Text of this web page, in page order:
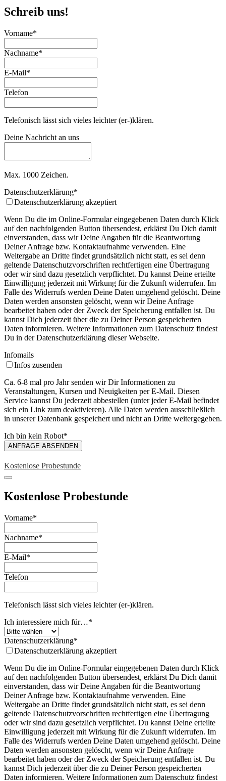
Schreib uns!
Vorname*
Nachname*
E-Mail*
Telefon
Telefonisch lässt sich vieles leichter (er-)klären.
Contact
Deine Nachricht an uns
Max. 1000 Zeichen.
Datenschutzerklärung*
Datenschutzerklärung akzeptiert
Wenn Du die im Online-Formular eingegebenen Daten durch Klick
auf den nachfolgenden Button übersendest, erklärst Du Dich damit
einverstanden, dass wir Deine Angaben für die Beantwortung
Deiner Anfrage bzw. Kontaktaufnahme verwenden. Eine
Weitergabe an Dritte findet grundsätzlich nicht statt, es sei denn
geltende Datenschutzvorschriften rechtfertigen eine Übertragung
oder wir sind dazu gesetzlich verpflichtet. Du kannst Deine erteilte
Einwilligung jederzeit mit Wirkung für die Zukunft widerrufen. Im
Falle des Widerrufs werden Deine Daten umgehend gelöscht. Deine
Daten werden ansonsten gelöscht, wenn wir Deine Anfrage
bearbeitet haben oder der Zweck der Speicherung entfallen ist. Du
kannst Dich jederzeit über die zu Deiner Person gespeicherten
Daten informieren. Weitere Informationen zum Datenschutz findest
Du in der Datenschutzerklärung dieser Webseite.
Infomails
Infos zusenden
Ca. 6-8 mal pro Jahr senden wir Dir Informationen zu
Veranstaltungen, Kursen und Neuigkeiten per E-Mail. Diesen
Service kannst Du jederzeit abbestellen (unter jeder E-Mail befindet
sich ein Link zum deaktivieren). Alle Daten werden ausschließlich
in unserer Datenbank gespeichert und nicht an Dritte weitergegeben.
Ich bin kein Robot*
ANFRAGE ABSENDEN
Kostenlose Probestunde
Kostenlose Probestunde
Vorname*
Nachname*
E-Mail*
Telefon
Telefonisch lässt sich vieles leichter (er-)klären.
Ich interessiere mich für…*
Datenschutzerklärung*
Datenschutzerklärung akzeptiert
Wenn Du die im Online-Formular eingegebenen Daten durch Klick
auf den nachfolgenden Button übersendest, erklärst Du Dich damit
einverstanden, dass wir Deine Angaben für die Beantwortung
Deiner Anfrage bzw. Kontaktaufnahme verwenden. Eine
Weitergabe an Dritte findet grundsätzlich nicht statt, es sei denn
geltende Datenschutzvorschriften rechtfertigen eine Übertragung
oder wir sind dazu gesetzlich verpflichtet. Du kannst Deine erteilte
Einwilligung jederzeit mit Wirkung für die Zukunft widerrufen. Im
Falle des Widerrufs werden Deine Daten umgehend gelöscht. Deine
Daten werden ansonsten gelöscht, wenn wir Deine Anfrage
bearbeitet haben oder der Zweck der Speicherung entfallen ist. Du
kannst Dich jederzeit über die zu Deiner Person gespeicherten
Daten informieren. Weitere Informationen zum Datenschutz findest